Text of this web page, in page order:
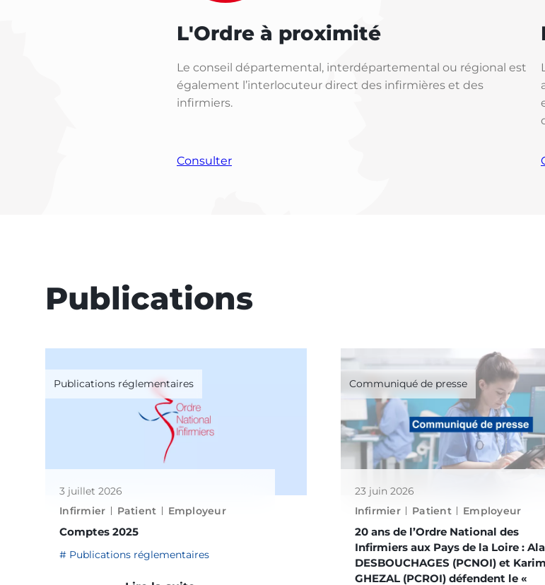
L'Ordre à proximité
Le conseil départemental, interdépartemental ou régional est
également l’interlocuteur direct des infirmières et des
infirmiers.
Consulter
Publications
Publications réglementaires
3 juillet 2026
Infirmier
Patient Employeur
Comptes 2025
Publications réglementaires
Communiqué de presse
23 juin 2026
Infirmier
Patient Employeur
20 ans de l’Ordre National des
Infirmiers aux Pays de la Loire :
DESBOUCHAGES (PCNOI) et
GHEZAL (PCROI) défendent le «